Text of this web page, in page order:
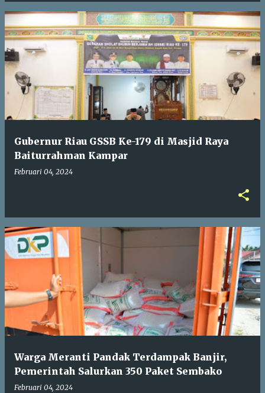
Gubernur Riau GSSB Ke-179 di Masjid Raya
Baiturrahman Kampar
Februari 04, 2024
Warga Meranti Pandak Terdampak Banjir,
Pemerintah Salurkan 350 Paket Sembako
Februari 04, 2024